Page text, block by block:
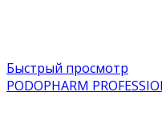
Быстрый просмотр
PODOPHARM